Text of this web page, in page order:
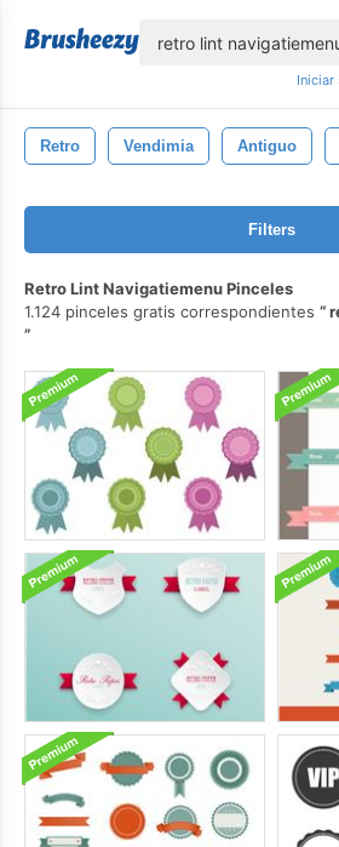
Iniciar
Retro Vendimia Antiguo
Filters
Retro Lint Navigatiemenu Pinceles
1.124 pinceles gratis correspondientes